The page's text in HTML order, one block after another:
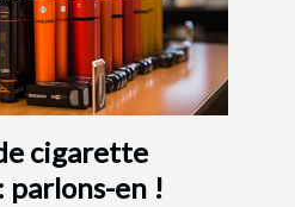
cigarette
parlons-en !